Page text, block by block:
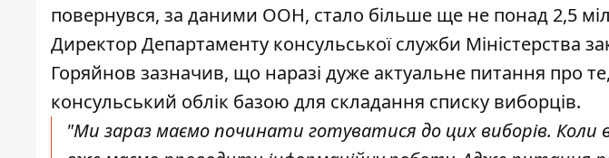
повернувся, за даними ООН, стало більше ще не понад 2,5
Директор Департаменту консульської служби Міністерства
Горяйнов зазначив, що наразі дуже актуальне питання про
консульський облік базою для складання списку виборців.
"Ми зараз маємо починати готуватися до цих виборів. Коли